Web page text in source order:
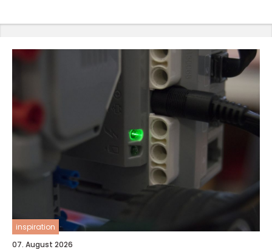
inspiration
07. August 2026